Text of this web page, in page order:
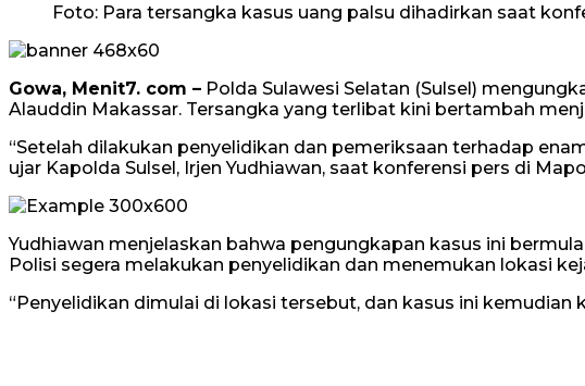
Foto: Para tersangka kasus uang palsu dihadirkan saat
Gowa, Menit7. com – Polda Sulawesi Selatan (Sulsel)
Alauddin Makassar. Tersangka yang terlibat kini bertambah
“Setelah dilakukan penyelidikan dan pemeriksaan terhadap
ujar Kapolda Sulsel, Irjen Yudhiawan, saat konferensi pers di
Yudhiawan menjelaskan bahwa pengungkapan kasus ini
Polisi segera melakukan penyelidikan dan menemukan lokasi
“Penyelidikan dimulai di lokasi tersebut, dan kasus ini